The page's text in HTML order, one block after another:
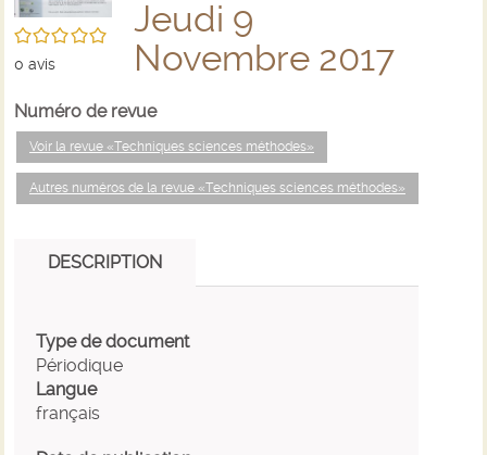
/5
0 avis
Jeudi 9
Novembre 2017
Numéro de revue
Voir la revue «Techniques sciences méthodes»
Autres numéros de la revue «Techniques sciences méthodes»
DESCRIPTION
Type de document
Périodique
Langue
français